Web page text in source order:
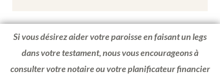
Si vous désirez aider votre paroisse en faisant un legs
dans votre testament, nous vous encourageons à
consulter votre notaire ou votre planificateur financier